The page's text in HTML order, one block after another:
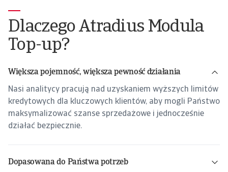
Dlaczego Atradius Modula
Top-up?
Większa pojemność, większa pewność działania
Nasi analitycy pracują nad uzyskaniem wyższych limitów
kredytowych dla kluczowych klientów, aby mogli Państwo
maksymalizować szanse sprzedażowe i jednocześnie
działać bezpiecznie.
Dopasowana do Państwa potrzeb